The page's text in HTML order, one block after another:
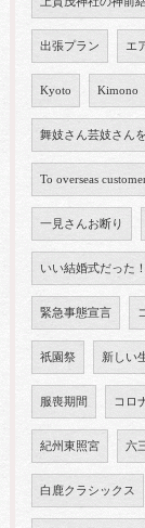
出張プラン エ
Kyoto Kimono
舞妓さん芸妓さん
To overseas
一見さんお断り
いい結婚式だった！
緊急事態宣言
祇園祭 新しい
服喪期間 コロ
紀州東照宮 六
白鹿クラシックス